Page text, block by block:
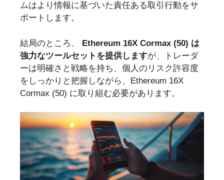
ムはより情報に基づいた責任ある取引行動をサ
ポートします。
結局のところ、 Ethereum 16X Cormax (50) は
強力なツールセットを提供しますが、トレーダ
ーは明確さと戦略を持ち、個人のリスク許容度
をしっかりと把握しながら、Ethereum 16X
Cormax (50) に取り組む必要があります。